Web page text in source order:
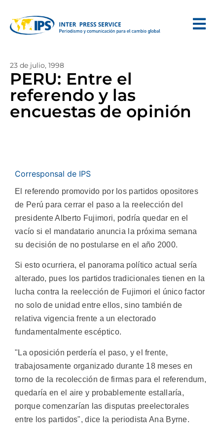
23 de julio, 1998
PERU: Entre el
referendo y las
encuestas de opinión
Corresponsal de IPS
El referendo promovido por los partidos opositores
de Perú para cerrar el paso a la reelección del
presidente Alberto Fujimori, podría quedar en el
vacío si el mandatario anuncia la próxima semana
su decisión de no postularse en el año 2000.
Si esto ocurriera, el panorama político actual sería
alterado, pues los partidos tradicionales tienen en la
lucha contra la reelección de Fujimori el único factor
no solo de unidad entre ellos, sino también de
relativa vigencia frente a un electorado
fundamentalmente escéptico.
"La oposición perdería el paso, y el frente,
trabajosamente organizado durante 18 meses en
torno de la recolección de firmas para el referendum,
quedaría en el aire y probablemente estallaría,
porque comenzarían las disputas preelectorales
entre los partidos", dice la periodista Ana Byrne.